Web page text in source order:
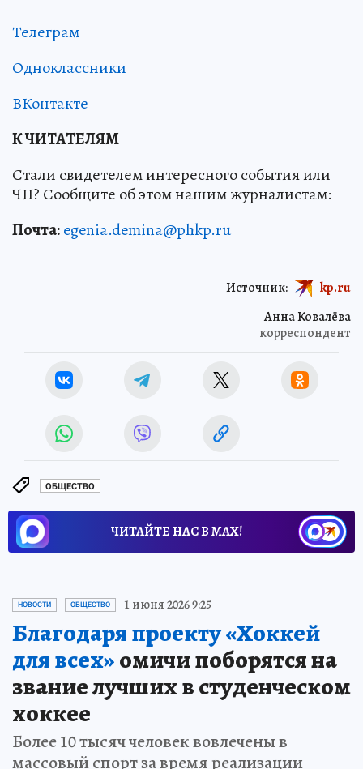
Телеграм
Одноклассники
ВКонтакте
К ЧИТАТЕЛЯМ
Стали свидетелем интересного события или
ЧП? Сообщите об этом нашим журналистам:
Почта:egenia.demina@phkp.ru
Анна Ковалёва
корреспондент
Источник: kp.ru
ОБЩЕСТВО
ЧИТАЙТЕ НАС В МАХ!
НОВОСТИ ОБЩЕСТВО 1 июня 2026 9:25
Благодаря проекту «Хоккей
для всех»омичи поборятся на
звание лучших в студенческом
хоккее
Более 10 тысяч человек вовлечены в
массовый спорт за время реализации